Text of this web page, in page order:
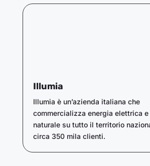
Illumia
Illumia è un’azienda italiana che
commercializza energia elettrica e
naturale su tutto il territorio
circa 350 mila clienti.